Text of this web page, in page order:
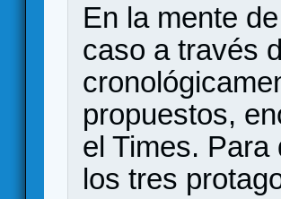
En la mente
caso a través
propuestos,
el Times.
los tres